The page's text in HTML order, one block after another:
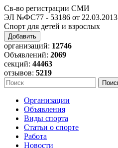
Св-во регистрации СМИ
ЭЛ №ФС77 - 53186 от 22.03.2013
Спорт для детей и взрослых
Добавить
организаций: 12746
Объявлений: 2069
секций: 44463
отзывов: 5219
Организации
Объявления
Виды спорта
Статьи о спорте
Работа
Новости